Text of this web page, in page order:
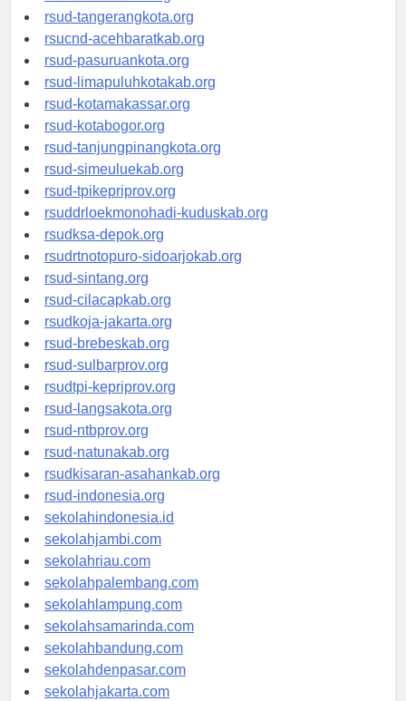
rsud-kotabekasi.org
rsud-tangerangkota.org
rsucnd-acehbaratkab.org
rsud-pasuruankota.org
rsud-limapuluhkotakab.org
rsud-kotamakassar.org
rsud-kotabogor.org
rsud-tanjungpinangkota.org
rsud-simeuluekab.org
rsud-tpikepriprov.org
rsuddrloekmonohadi-kuduskab.org
rsudksa-depok.org
rsudrtnotopuro-sidoarjokab.org
rsud-sintang.org
rsud-cilacapkab.org
rsudkoja-jakarta.org
rsud-brebeskab.org
rsud-sulbarprov.org
rsudtpi-kepriprov.org
rsud-langsakota.org
rsud-ntbprov.org
rsud-natunakab.org
rsudkisaran-asahankab.org
rsud-indonesia.org
sekolahindonesia.id
sekolahjambi.com
sekolahriau.com
sekolahpalembang.com
sekolahlampung.com
sekolahsamarinda.com
sekolahbandung.com
sekolahdenpasar.com